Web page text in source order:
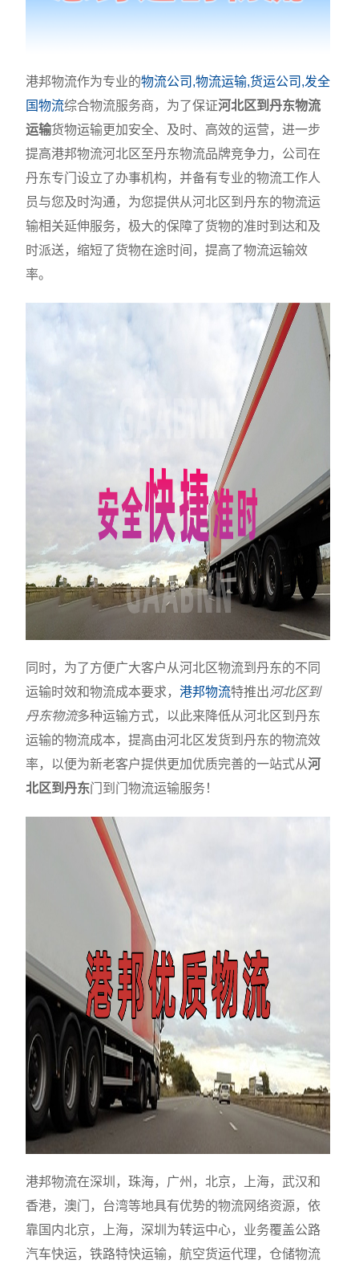
港邦物流作为专业的物流公司,物流运输,货运公司,发全
国物流综合物流服务商，为了保证河北区到丹东物流
运输货物运输更加安全、及时、高效的运营，进一步
提高港邦物流河北区至丹东物流品牌竞争力，公司在
丹东专门设立了办事机构，并备有专业的物流工作人
员与您及时沟通，为您提供从河北区到丹东的物流运
输相关延伸服务，极大的保障了货物的准时到达和及
时派送，缩短了货物在途时间，提高了物流运输效
率。
同时，为了方便广大客户从河北区物流到丹东的不同
运输时效和物流成本要求，港邦物流特推出河北区到
丹东物流多种运输方式，以此来降低从河北区到丹东
运输的物流成本，提高由河北区发货到丹东的物流效
率，以便为新老客户提供更加优质完善的一站式从河
北区到丹东门到门物流运输服务！
港邦物流在深圳，珠海，广州，北京，上海，武汉和
香港，澳门，台湾等地具有优势的物流网络资源，依
靠国内北京，上海，深圳为转运中心，业务覆盖公路
汽车快运，铁路特快运输，航空货运代理，仓储物流